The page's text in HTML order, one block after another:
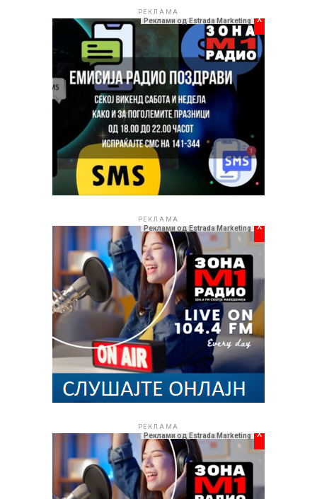
РЕКЛАМА
Реклами од Estrada Marketing x
РЕКЛАМА
Реклами од Estrada Marketing x
РЕКЛАМА
Реклами од Estrada Marketing x